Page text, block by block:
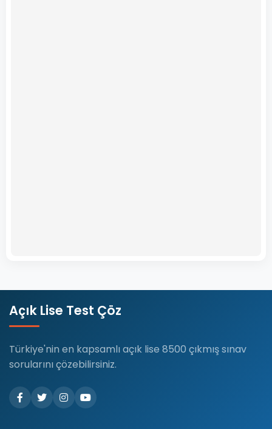
Açık Lise Test Çöz
Türkiye'nin en kapsamlı açık lise 8500 çıkmış sınav
sorularını çözebilirsiniz.